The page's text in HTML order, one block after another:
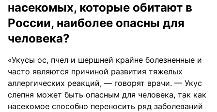
насекомых, которые обитают в
России, наиболее опасны для
человека?
«Укусы ос, пчел и шершней крайне болезненные и
часто являются причиной развития тяжелых
аллергических реакций, — говорят врачи. — Укус
слепня может быть опасным для человека, так как
насекомое способно переносить ряд заболеваний